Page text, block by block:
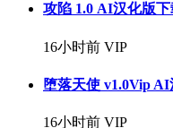
攻陷 1.0 AI汉化版
16小时前 VIP
堕落天使 v1.0Vip
16小时前 VIP